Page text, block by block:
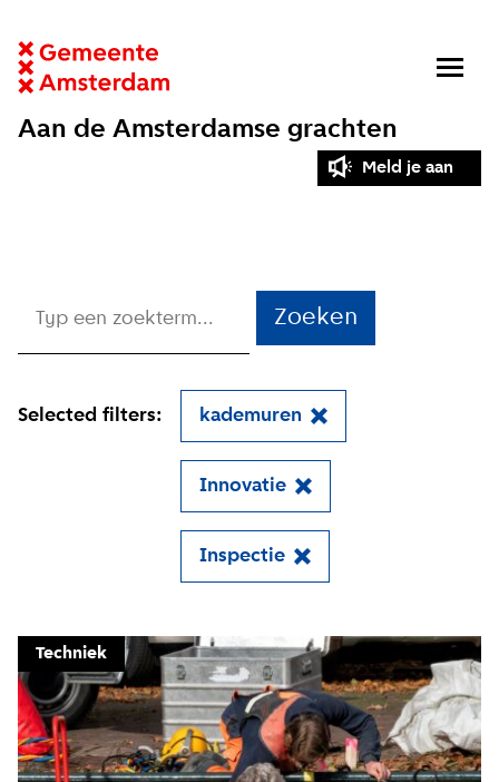
Aan de Amsterdamse grachten
Meld je aan
Close
Meld je aan voor onze
update
Zoeken
Selected filters: kademuren
Innovatie
Inspectie
Techniek